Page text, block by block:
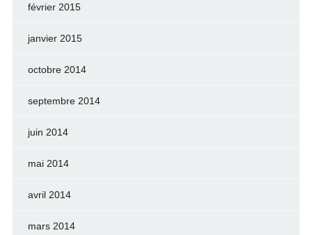
février 2015
janvier 2015
octobre 2014
septembre 2014
juin 2014
mai 2014
avril 2014
mars 2014